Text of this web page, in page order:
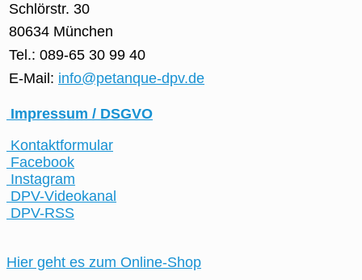
Schlörstr. 30
80634 München
Tel.: 089-65 30 99 40
E-Mail: info@petanque-dpv.de
Impressum / DSGVO
Kontaktformular
Facebook
Instagram
DPV-Videokanal
DPV-RSS
Hier geht es zum Online-Shop